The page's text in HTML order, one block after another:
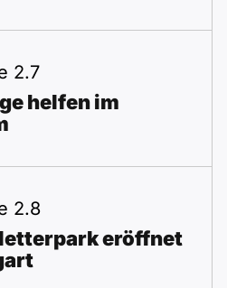
2.7
helfen im
2.8
eröffnet